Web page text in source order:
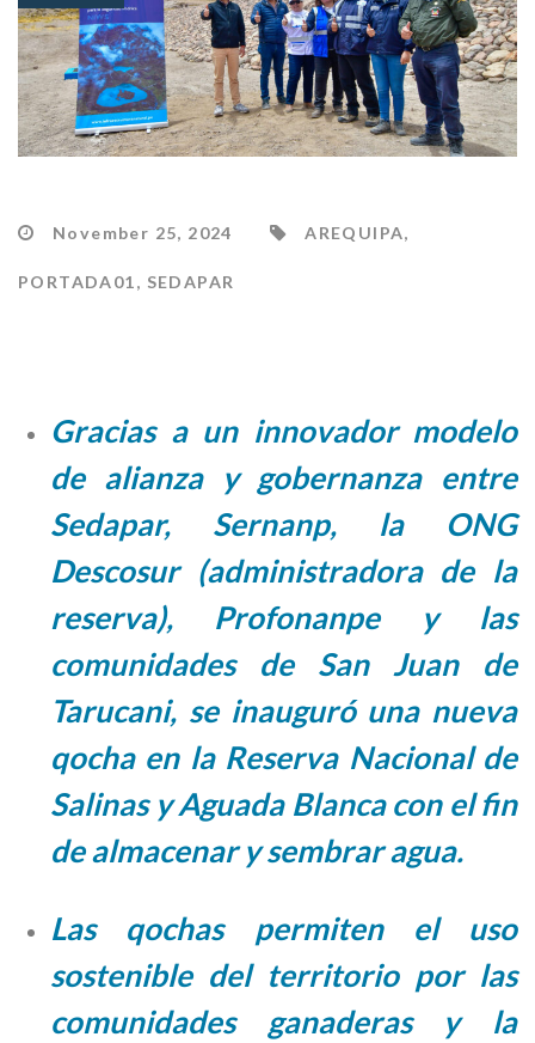
November 25, 2024 AREQUIPA,
PORTADA01, SEDAPAR
Gracias a un innovador modelo
de alianza y gobernanza entre
Sedapar, Sernanp, la ONG
Descosur (administradora de la
reserva), Profonanpe y las
comunidades de San Juan de
Tarucani, se inauguró una nueva
qocha en la Reserva Nacional de
Salinas y Aguada Blanca con el fin
de almacenar y sembrar agua.
Las qochas permiten el uso
sostenible del territorio por las
comunidades ganaderas y la